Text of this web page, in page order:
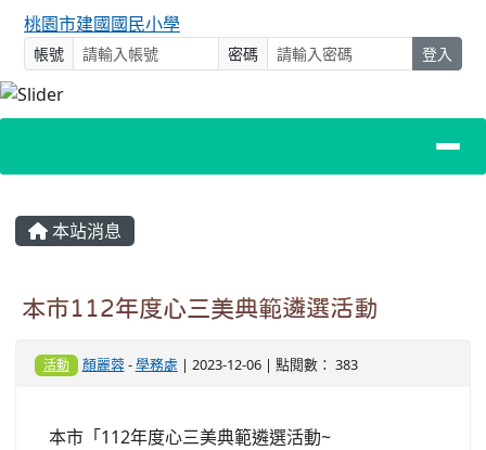
桃園市建國國民小學
帳號 密碼 登入
主內容區域
本站消息
本市112年度心三美典範遴選活動
活動 顏麗蓉-學務處 | 2023-12-06 | 點閱數： 383
本市「112年度心三美典範遴選活動~